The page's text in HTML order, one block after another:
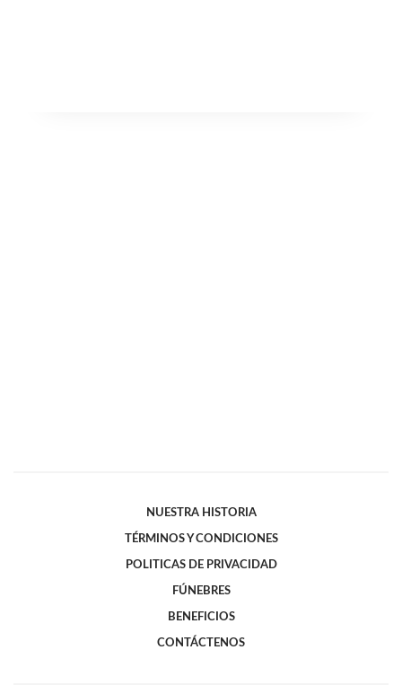
NUESTRA HISTORIA
TÉRMINOS Y CONDICIONES
POLITICAS DE PRIVACIDAD
FÚNEBRES
BENEFICIOS
CONTÁCTENOS